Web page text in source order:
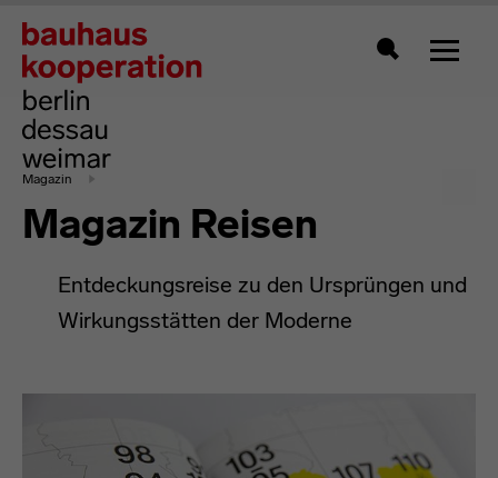
Zeigt
Magazin
Magazin Reisen
Entdeckungsreise zu den Ursprüngen und
Wirkungsstätten der Moderne